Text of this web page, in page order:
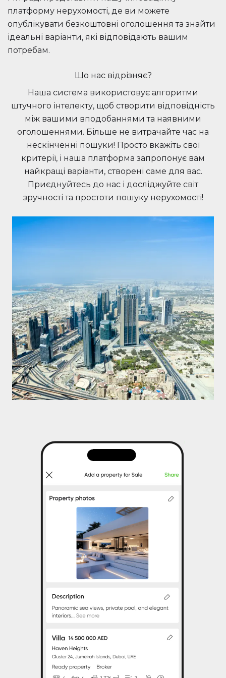
платформу нерухомості, де ви можете
опублікувати безкоштовні оголошення та знайти
ідеальні варіанти, які відповідають вашим
потребам.
Що нас відрізняє?
Наша система використовує алгоритми
штучного інтелекту, щоб створити відповідність
між вашими вподобаннями та наявними
оголошеннями. Більше не витрачайте час на
нескінченні пошуки! Просто вкажіть свої
критерії, і наша платформа запропонує вам
найкращі варіанти, створені саме для вас.
Приєднуйтесь до нас і досліджуйте світ
зручності та простоти пошуку нерухомості!